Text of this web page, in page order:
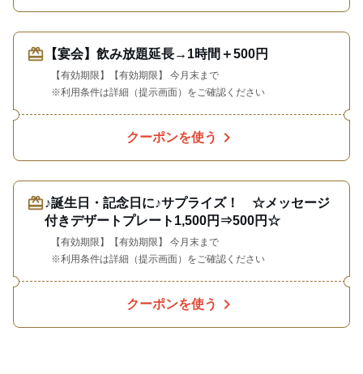
redeem 【宴会】飲み放題延長→1時間＋500円
【有効期限】【有効期限】 今月末まで
※利用条件は詳細（提示画面）をご確認ください
クーポンを使う chevron_right
redeem♪誕生日・記念日に♪サプライズ！ ☆メッセージ
付きデザートプレート1,500円⇒500円☆
【有効期限】【有効期限】 今月末まで
※利用条件は詳細（提示画面）をご確認ください
クーポンを使う chevron_right